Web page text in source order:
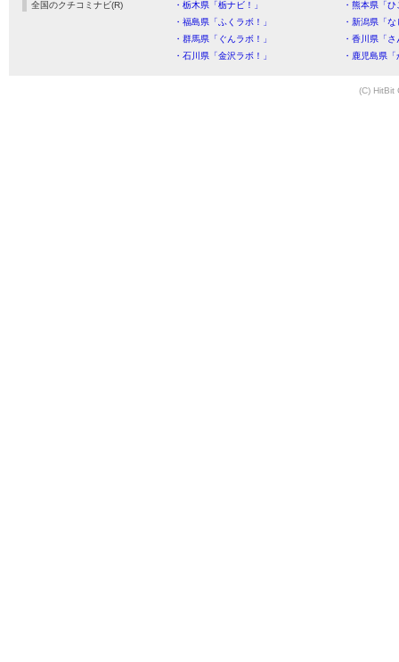
全国のクチコミナビ(R) ・栃木県「栃ナビ！」
・熊本県「
・福島県「ふくラボ！」
・新潟県「
・群馬県「ぐんラボ！」
・香川県「
・石川県「金沢ラボ！」
・鹿児島県
(C) HitBit